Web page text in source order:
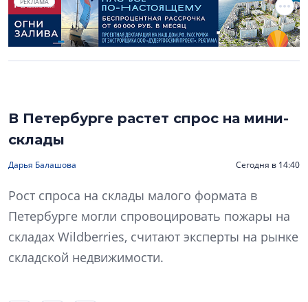
В Петербурге растет спрос на мини-
склады
Дарья Балашова Сегодня в 14:40
Рост спроса на склады малого формата в
Петербурге могли спровоцировать пожары на
складах Wildberries, считают эксперты на рынке
складской недвижимости.